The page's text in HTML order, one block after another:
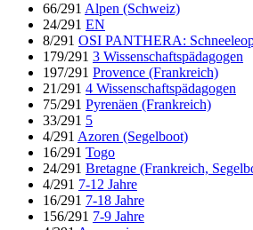
66/291 Alpen (Schweiz)
24/291 EN
8/291 OSI PANTHERA:
179/291 3 Wissenschaftspädagogen
197/291 Provence (Frankreich)
21/291 4 Wissenschaftspädagogen
75/291 Pyrenäen (Frankreich)
33/291 5
4/291 Azoren (Segelboot)
16/291 Togo
24/291 Bretagne (Frankreich,
4/291 7-12 Jahre
16/291 7-18 Jahre
156/291 7-9 Jahre